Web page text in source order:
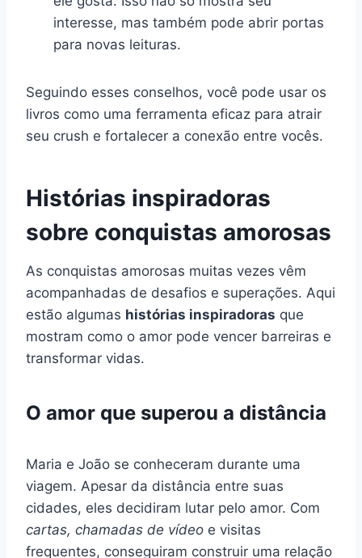
interesse, mas também pode abrir portas
para novas leituras.
Seguindo esses conselhos, você pode usar os
livros como uma ferramenta eficaz para atrair
seu crush e fortalecer a conexão entre vocês.
Histórias inspiradoras
sobre conquistas amorosas
As conquistas amorosas muitas vezes vêm
acompanhadas de desafios e superações. Aqui
estão algumas histórias inspiradoras que
mostram como o amor pode vencer barreiras e
transformar vidas.
O amor que superou a distância
Maria e João se conheceram durante uma
viagem. Apesar da distância entre suas
cidades, eles decidiram lutar pelo amor. Com
cartas, chamadas de vídeo e visitas
frequentes, conseguiram construir uma relação